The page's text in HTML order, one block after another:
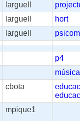
larguell
larguell
hort
larguell
p4
música
cbota
mpique1